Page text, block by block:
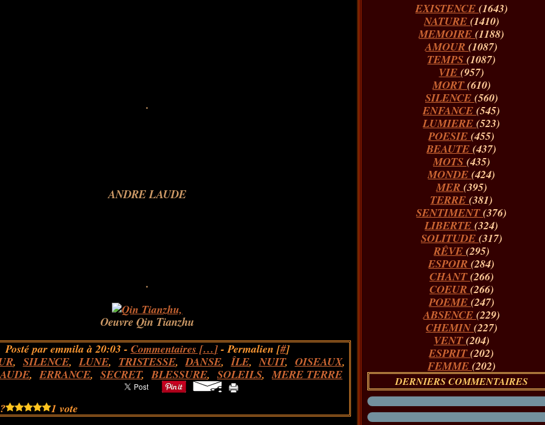
.
ANDRE LAUDE
.
Oeuvre Qin Tianzhu
Posté par emmila à 20:03 - Commentaires […]- Permalien [#]
, SILENCE,LUNE, TRISTESSE,DANSE,ÎLE,NUIT, OISEAUX,
,ERRANCE, SECRET,BLESSURE, SOLEILS,MERE TERRE
1 vote
EXISTENCE (1643)
NATURE (1410)
MEMOIRE(1188)
AMOUR(1087)
TEMPS(1087)
VIE(957)
MORT(610)
SILENCE (560)
ENFANCE(545)
LUMIERE(523)
POESIE(455)
BEAUTE(437)
MOTS (435)
MONDE(424)
MER (395)
TERRE(381)
SENTIMENT(376)
LIBERTE(324)
SOLITUDE (317)
RÊVE (295)
ESPOIR(284)
CHANT(266)
COEUR (266)
POEME (247)
ABSENCE (229)
CHEMIN(227)
VENT(204)
ESPRIT(202)
FEMME (202)
DERNIERS COMMENTAIRES